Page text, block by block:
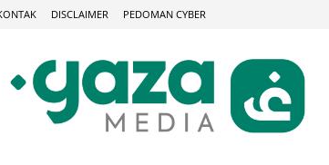
DISCLAIMER PEDOMAN CYBER